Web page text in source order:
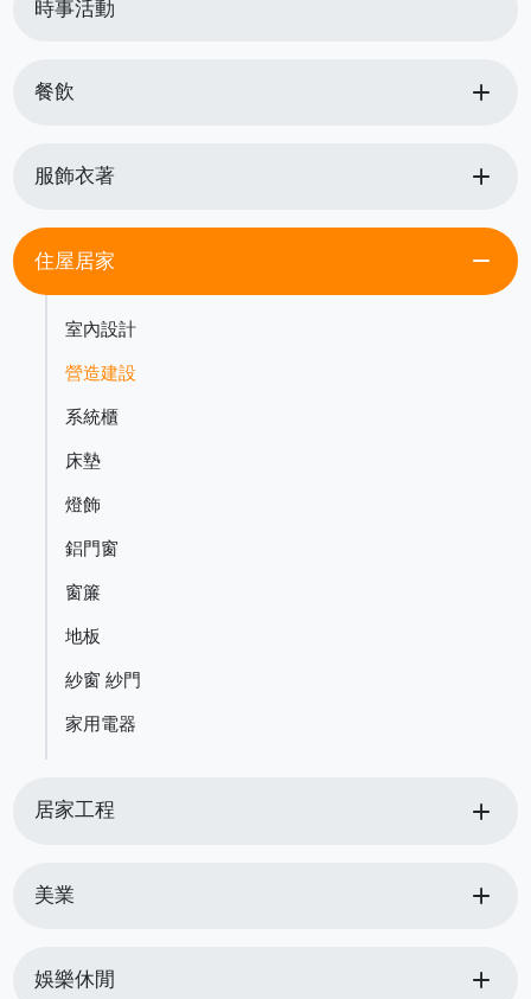
時事活動
餐飲 add
服飾衣著 add
住屋居家 remove
室內設計
營造建設
系統櫃
床墊
燈飾
鋁門窗
窗簾
地板
紗窗 紗門
家用電器
居家工程 add
美業 add
娛樂休閒 add